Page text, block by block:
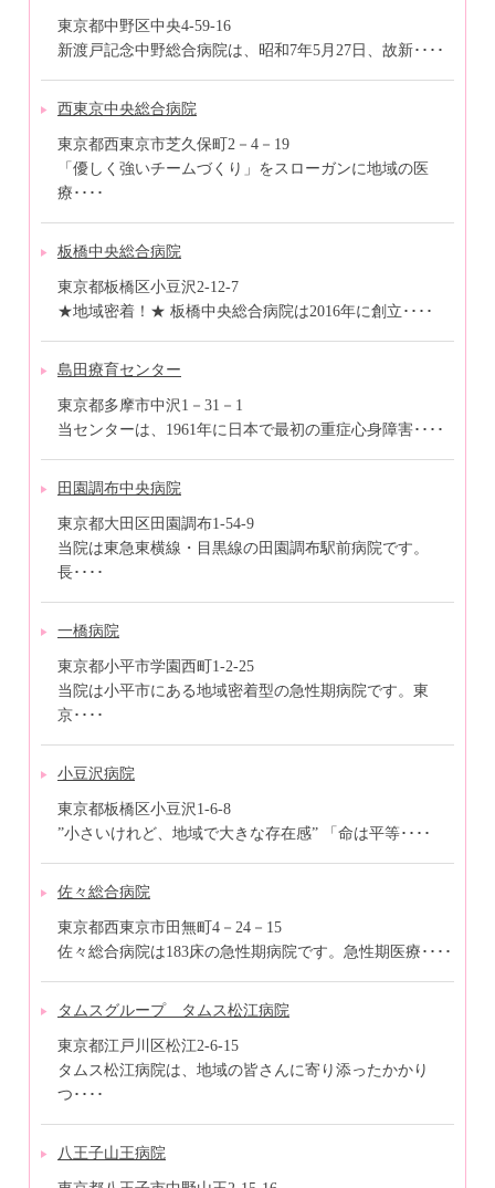
東京都中野区中央4-59-16
新渡戸記念中野総合病院は、昭和7年5月27日、故新････
西東京中央総合病院
東京都西東京市芝久保町2－4－19
「優しく強いチームづくり」をスローガンに地域の医
療････
板橋中央総合病院
東京都板橋区小豆沢2-12-7
★地域密着！★ 板橋中央総合病院は2016年に創立････
島田療育センター
東京都多摩市中沢1－31－1
当センターは、1961年に日本で最初の重症心身障害････
田園調布中央病院
東京都大田区田園調布1-54-9
当院は東急東横線・目黒線の田園調布駅前病院です。
長････
一橋病院
東京都小平市学園西町1-2-25
当院は小平市にある地域密着型の急性期病院です。東
京････
小豆沢病院
東京都板橋区小豆沢1-6-8
”小さいけれど、地域で大きな存在感” 「命は平等････
佐々総合病院
東京都西東京市田無町4－24－15
佐々総合病院は183床の急性期病院です。急性期医療････
タムスグループ タムス松江病院
東京都江戸川区松江2-6-15
タムス松江病院は、地域の皆さんに寄り添ったかかり
つ････
八王子山王病院